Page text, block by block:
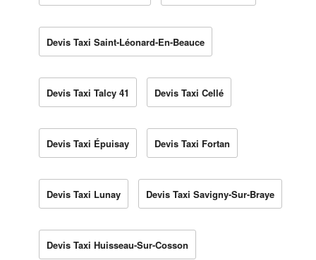
Devis Taxi Saint-Léonard-En-Beauce
Devis Taxi Talcy 41 Devis Taxi Cellé
Devis Taxi Épuisay Devis Taxi Fortan
Devis Taxi Lunay Devis Taxi Savigny-Sur-Braye
Devis Taxi Huisseau-Sur-Cosson